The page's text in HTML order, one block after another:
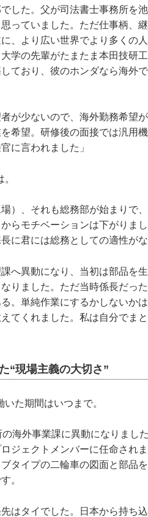
でした。父が司法書士事務所を
っていました。ただ仕事柄、
、より広い世界でより多くの
学の先輩がたまたま本田技研
ており、彼のホンダなら海外
が少ないので、海外勤務希望
希望。研修後の面接では汎用
に言われました」
場）、それも総務部が始まりで
らモチベーションは下がりま
に君には総務としての適性が
へ異動になり、当初は部品を
りました。ただ当時係長だっ
。単純作業にするかしないか
てくれました。私は自分でま
“現場主義の大切さ”
た期間はいつまで。
の海外事業課に異動になりま
ジェクトメンバーに任命され
タイプの二輪車の図面と部品
。
はタイでした。日本から持ち